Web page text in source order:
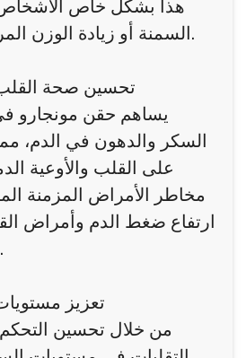
هذا بشكل خاص الأشخاص
السمنة أو زيادة الوزن المرتبطة بتقدم العمر.
تحسين صحة القلب
يساهم حقن
السكر والدهون في الدم،
على القلب والأوعية
مخاطر الأمراض المزمنة
ارتفاع ضغط الدم وأمراض
العامة لكبار السن.
تعزيز
من خلال تحسين